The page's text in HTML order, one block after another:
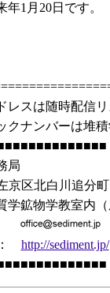
1月20日です。
スは随時配信リ
ナンバーは堆積
局
京区北白川追分町
学鉱物学教室内（
http://sediment.jp/